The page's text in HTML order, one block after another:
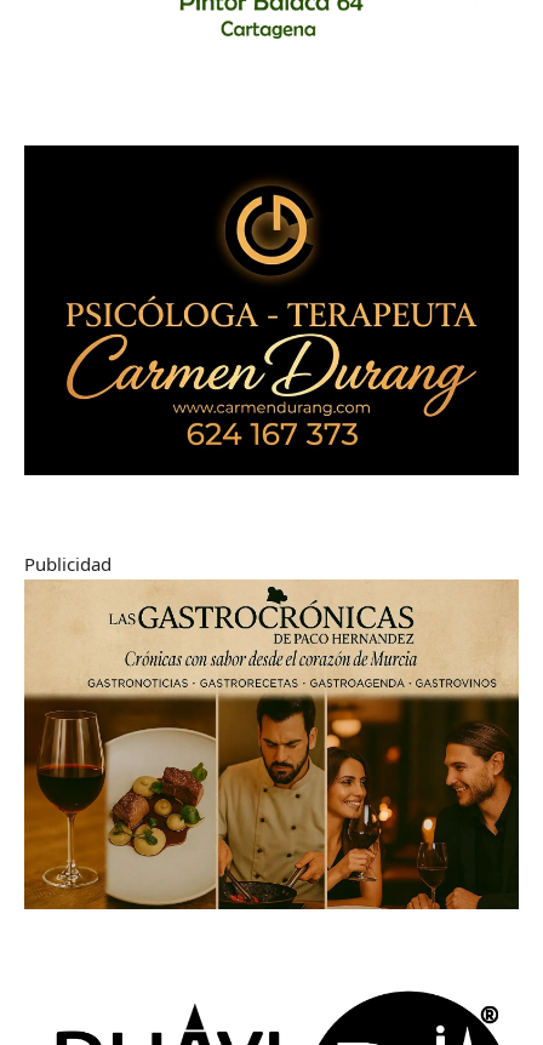
Publicidad